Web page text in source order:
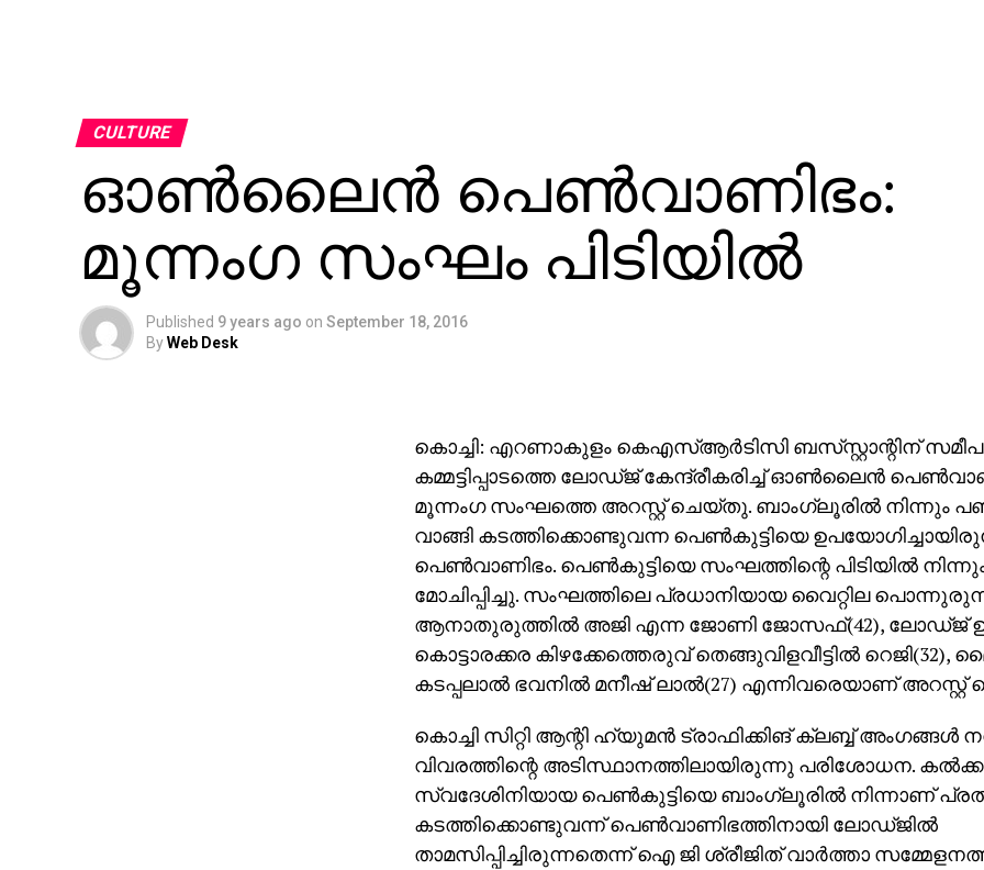
CULTURE
ഓണ്‍ലൈന്‍ പെണ്‍വാണിഭം:
മൂന്നംഗ സംഘം പിടിയില്‍
Published 9 years ago on September 18, 2016
ByWeb Desk
കൊച്ചി: എറണാകുളം കെഎസ്ആര്‍ടിസി ബസ്‌സ്റ്റാന്റിന്
കമ്മട്ടിപ്പാടത്തെ ലോഡ്ജ് കേന്ദ്രീകരിച്ച് ഓണ്‍ലൈന്‍
മൂന്നംഗ സംഘത്തെ അറസ്റ്റ് ചെയ്തു. ബാംഗ്ലൂരില്‍ നിന്നും
വാങ്ങി കടത്തിക്കൊണ്ടുവന്ന പെണ്‍കുട്ടിയെ
പെണ്‍വാണിഭം. പെണ്‍കുട്ടിയെ സംഘത്തിന്റെ പിടിയില്‍
മോചിപ്പിച്ചു. സംഘത്തിലെ പ്രധാനിയായ വൈറ്റില
ആനാതുരുത്തില്‍ അജി എന്ന ജോണി ജോസഫ്(42), ലോഡ്ജ്
കൊട്ടാരക്കര കിഴക്കേത്തെരുവ് തെങ്ങുവിളവീട്ടില്‍ റെജി(32),
കടപ്പലാല്‍ ഭവനില്‍ മനീഷ് ലാല്‍(27) എന്നിവരെയാണ്
കൊച്ചി സിറ്റി ആന്റി ഹ്യുമന്‍ ട്രാഫിക്കിങ് ക്ലബ്ബ് അംഗങ്ങള്‍
വിവരത്തിന്റെ അടിസ്ഥാനത്തിലായിരുന്നു പരിശോധന.
സ്വദേശിനിയായ പെണ്‍കുട്ടിയെ ബാംഗ്ലൂരില്‍ നിന്നാണ്
കടത്തിക്കൊണ്ടുവന്ന് പെണ്‍വാണിഭത്തിനായി ലോഡ്ജില്‍
താമസിപ്പിച്ചിരുന്നതെന്ന് ഐ ജി ശ്രീജിത് വാര്‍ത്താ